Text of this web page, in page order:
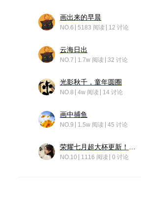
画出来的早晨
NO.6 5183 阅读 12 讨论
云海日出
NO.7 1.7w 阅读 32 讨论
光影秋千，童年圆圈
NO.8 4w 阅读 14 讨论
画中捕鱼
NO.9 1.5w 阅读 45 讨论
NO.10 1116 阅读 0 讨论